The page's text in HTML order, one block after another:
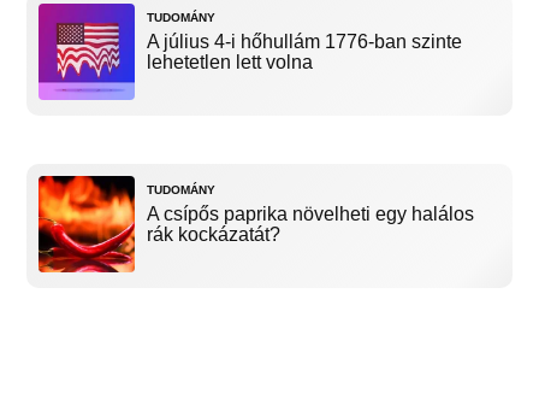
TUDOMÁNY
A július 4-i hőhullám 1776-ban szinte
lehetetlen lett volna
TUDOMÁNY
A csípős paprika növelheti egy halálos
rák kockázatát?